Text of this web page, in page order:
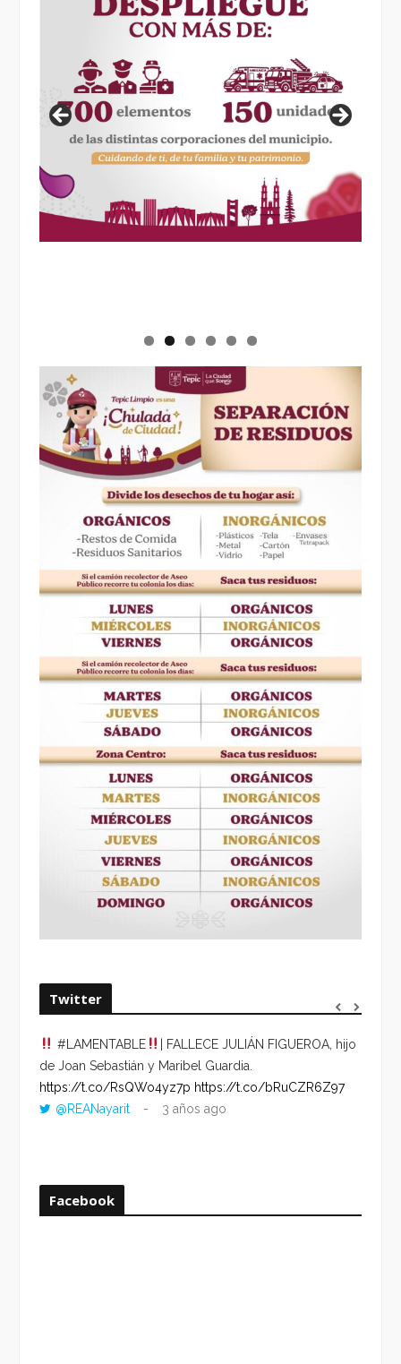
Twitter
#LAMENTABLE
| FALLECE JULIÁN FIGUEROA, hijo
de Joan Sebastián y Maribel Guardia.
https://t.co/RsQWo4yz7p https://t.co/bRuCZR6Z97
@REANayarit
3 años ago
Facebook